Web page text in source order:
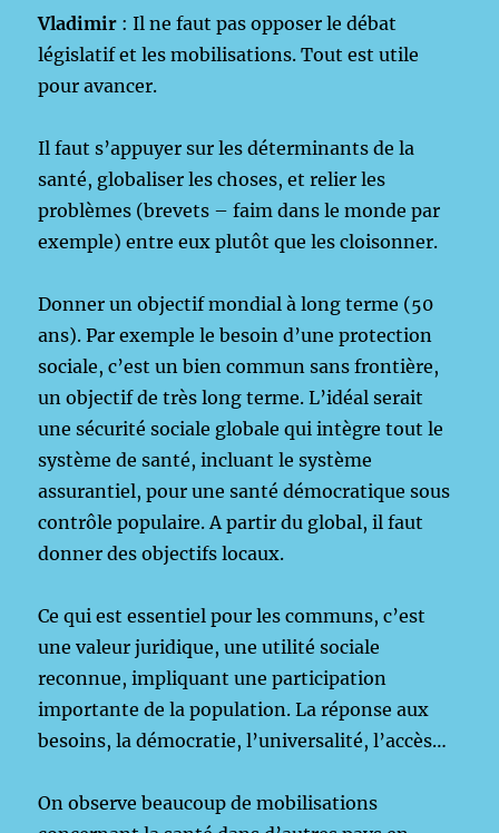
Vladimir : Il ne faut pas opposer le débat
législatif et les mobilisations. Tout est utile
pour avancer.
Il faut s’appuyer sur les déterminants de la
santé, globaliser les choses, et relier les
problèmes (brevets – faim dans le monde par
exemple) entre eux plutôt que les cloisonner.
Donner un objectif mondial à long terme (50
ans). Par exemple le besoin d’une protection
sociale, c’est un bien commun sans frontière,
un objectif de très long terme. L’idéal serait
une sécurité sociale globale qui intègre tout le
système de santé, incluant le système
assurantiel, pour une santé démocratique sous
contrôle populaire. A partir du global, il faut
donner des objectifs locaux.
Ce qui est essentiel pour les communs, c’est
une valeur juridique, une utilité sociale
reconnue, impliquant une participation
importante de la population. La réponse aux
besoins, la démocratie, l’universalité, l’accès…
On observe beaucoup de mobilisations